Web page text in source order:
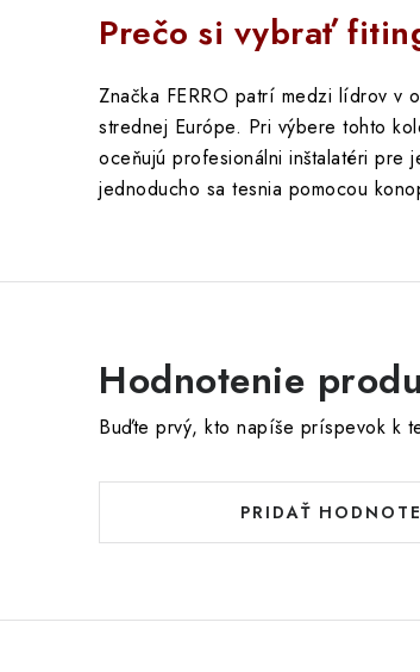
Prečo si vybrať
Značka FERRO patrí medzi lídrov v
strednej Európe. Pri výbere tohto
oceňujú profesionálni inštalatéri pre
jednoducho sa tesnia pomocou
Hodnotenie
Buďte prvý, kto napíše príspevok k
PRIDAŤ